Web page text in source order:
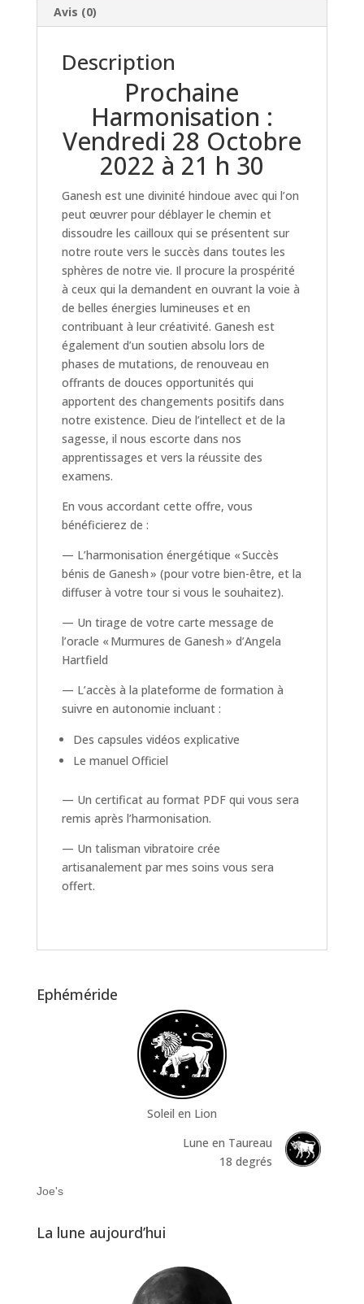
Avis (0)
Description
Prochaine
Harmonisation :
Vendredi 28 Octobre
2022 à 21 h 30
Ganesh est une divinité hindoue avec qui l’on
peut œuvrer pour déblayer le chemin et
dissoudre les cailloux qui se présentent sur
notre route vers le succès dans toutes les
sphères de notre vie. Il procure la prospérité
à ceux qui la demandent en ouvrant la voie à
de belles énergies lumineuses et en
contribuant à leur créativité. Ganesh est
également d’un soutien absolu lors de
phases de mutations, de renouveau en
offrants de douces opportunités qui
apportent des changements positifs dans
notre existence. Dieu de l’intellect et de la
sagesse, il nous escorte dans nos
apprentissages et vers la réussite des
examens.
En vous accordant cette offre, vous
bénéficierez de :
— L’harmonisation énergétique « Succès
bénis de Ganesh » (pour votre bien-être, et la
diffuser à votre tour si vous le souhaitez).
— Un tirage de votre carte message de
l’oracle « Murmures de Ganesh » d’Angela
Hartfield
— L’accès à la plateforme de formation à
suivre en autonomie incluant :
Des capsules vidéos explicative
Le manuel Officiel
— Un certificat au format PDF qui vous sera
remis après l’harmonisation.
— Un talisman vibratoire crée
artisanalement par mes soins vous sera
offert.
Ephéméride
Soleil en Lion
Lune en Taureau
18 degrés
Joe's
La lune aujourd’hui